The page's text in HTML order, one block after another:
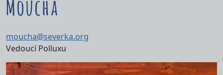
Moucha
moucha@severka.org
Vedoucí Polluxu